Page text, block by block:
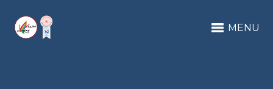
MENU